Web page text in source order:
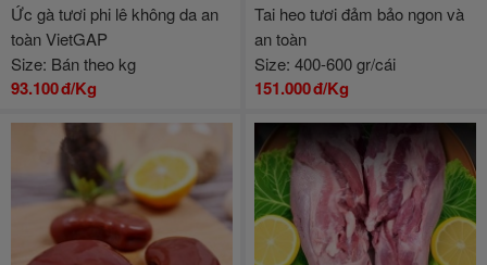
Ức gà tươi phi lê không da an
toàn VietGAP
Size: Bán theo kg
93.100đ/Kg
Tai heo tươi đảm bảo ngon và
an toàn
Size: 400-600 gr/cái
151.000đ/Kg